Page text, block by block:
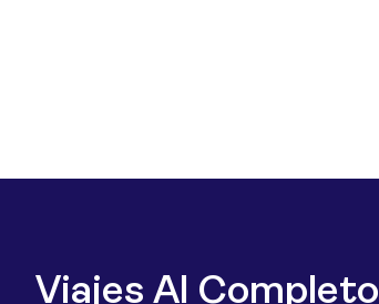
Viajes Al Completo